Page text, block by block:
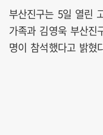
부산진구는 5일 열린
가족과 김영욱 부산진
명이 참석했다고 밝혔